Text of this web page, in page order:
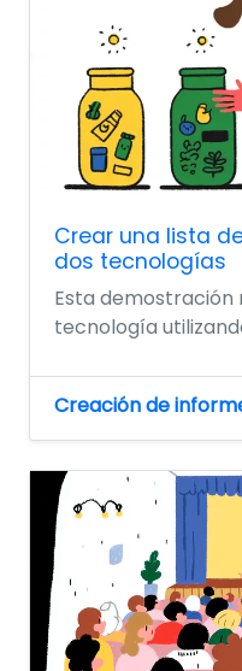
Crear una lista
dos tecnologías
Esta
tecnología
Creación de